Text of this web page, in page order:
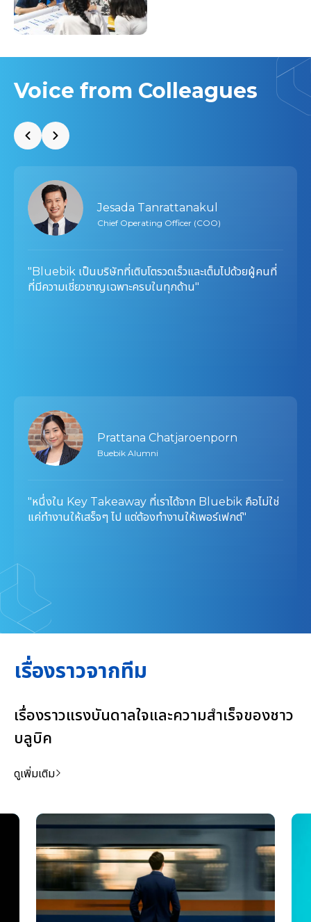
Voice from Colleagues
Jesada Tanrattanakul
Chief Operating Officer (COO)
"Bluebik เป็นบริษัทที่เติบโตรวดเร็วและเต็มไปด้วยผู้คนที่
ที่มีความเชี่ยวชาญเฉพาะครบในทุกด้าน"
Prattana Chatjaroenporn
Buebik Alumni
"หนึ่งใน Key Takeaway ที่เราได้จาก Bluebik คือไม่ใช่
แค่ทำงานให้เสร็จๆ ไป แต่ต้องทำงานให้เพอร์เฟกต์"
Tarathorn Sawastham
"การทำงานที่ Bluebik ตอบโจทย์ในแง่ Self-
development ที่ตั้งเอาไว้ ทั้งเรื่องงานและ Skill หลิง
Work-life balance มันโอเคมากๆ หลิงไม่ได้รู้สึกว่า
Anna Chitman
Buebik Alumni
เรื่องราวจากทีม
เรื่องราวแรงบันดาลใจและความสำเร็จของชาว
บลูบิค
ดูเพิ่มเติม